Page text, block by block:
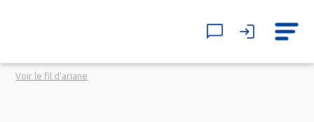
Voir le fil d'ariane